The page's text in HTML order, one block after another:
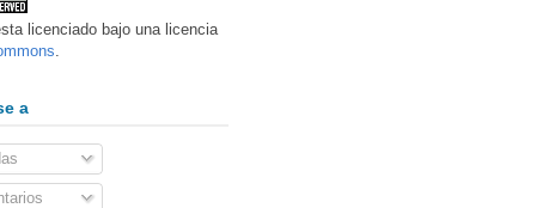
licenciado bajo una licencia
a